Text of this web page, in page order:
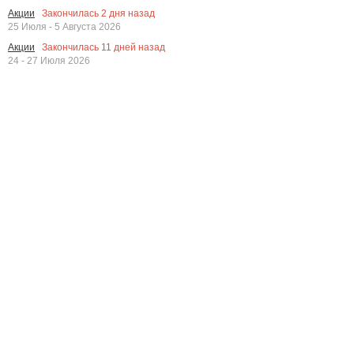
Акции
Закончилась 2 дня назад
25 Июля - 5 Августа 2026
Акции
Закончилась 11 дней назад
24 - 27 Июля 2026